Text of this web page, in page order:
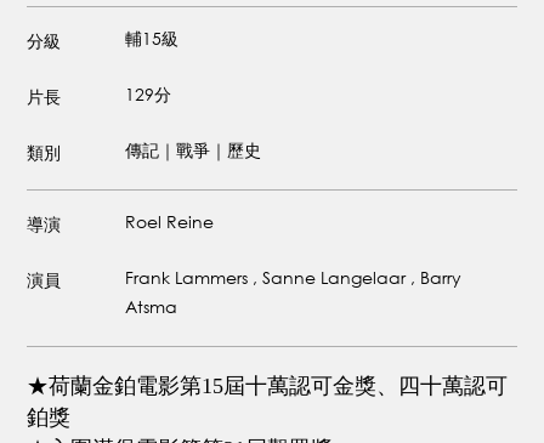
分級 輔15級
片長 129分
類別 傳記｜戰爭｜歷史
導演 Roel Reine
演員
Frank Lammers , Sanne Langelaar , Barry
Atsma
★荷蘭金鉑電影第15屆十萬認可金獎、四十萬認可
鉑獎